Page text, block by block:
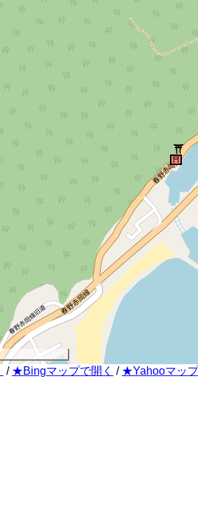
/ ★Bingマップで開く / ★Yahooマッ